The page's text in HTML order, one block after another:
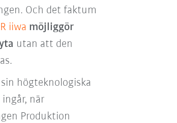
Och det faktum
iiwa möjliggör
utan att den
högteknologiska
ingår, när
Produktion